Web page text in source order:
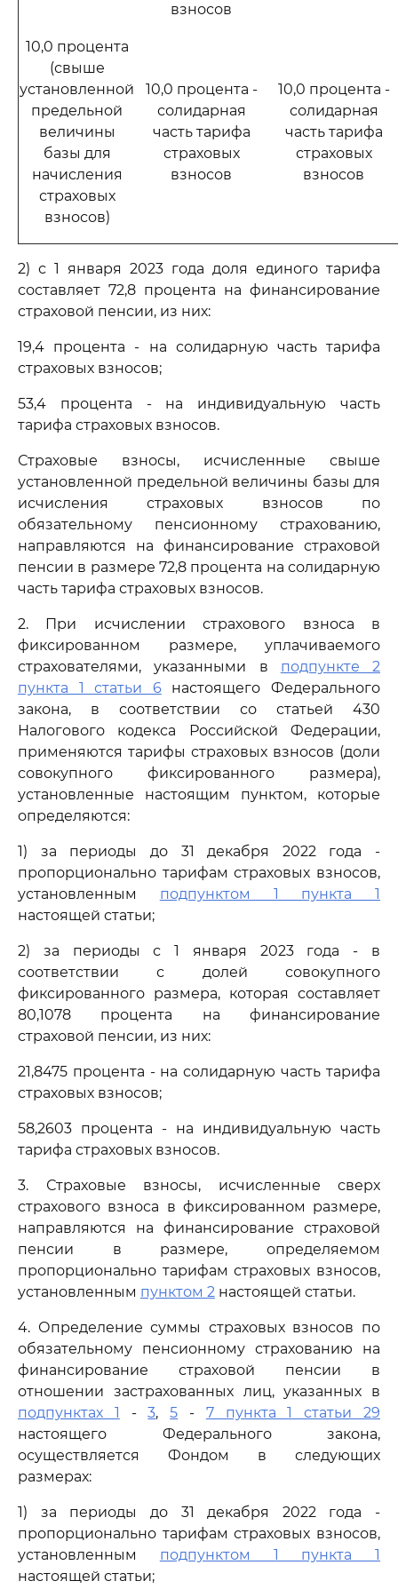
взносов
10,0 процента
(свыше
установленной
предельной
величины
базы для
начисления
страховых
взносов)
10,0 процента -
солидарная
часть тарифа
страховых
взносов
10,0 процента -
солидарная
часть тарифа
страховых
взносов
2) с 1 января 2023 года доля единого тарифа
составляет 72,8 процента на финансирование
страховой пенсии, из них:
19,4 процента - на солидарную часть тарифа
страховых взносов;
53,4 процента - на индивидуальную часть
тарифа страховых взносов.
Страховые взносы, исчисленные свыше
установленной предельной величины базы для
исчисления страховых взносов по
обязательному пенсионному страхованию,
направляются на финансирование страховой
пенсии в размере 72,8 процента на солидарную
часть тарифа страховых взносов.
2. При исчислении страхового взноса в
фиксированном размере, уплачиваемого
страхователями, указанными в подпункте 2
пункта 1 статьи 6настоящего Федерального
закона, в соответствии со статьей 430
Налогового кодекса Российской Федерации,
применяются тарифы страховых взносов (доли
совокупного фиксированного размера),
установленные настоящим пунктом, которые
определяются:
1) за периоды до 31 декабря 2022 года -
пропорционально тарифам страховых взносов,
установленным подпунктом 1 пункта 1
настоящей статьи;
2) за периоды с 1 января 2023 года - в
соответствии с долей совокупного
фиксированного размера, которая составляет
80,1078 процента на финансирование
страховой пенсии, из них:
21,8475 процента - на солидарную часть тарифа
страховых взносов;
58,2603 процента - на индивидуальную часть
тарифа страховых взносов.
3. Страховые взносы, исчисленные сверх
страхового взноса в фиксированном размере,
направляются на финансирование страховой
пенсии в размере, определяемом
пропорционально тарифам страховых взносов,
установленным пунктом 2 настоящей статьи.
4. Определение суммы страховых взносов по
обязательному пенсионному страхованию на
финансирование страховой пенсии в
отношении застрахованных лиц, указанных в
подпунктах 1 -3,5 - 7 пункта 1 статьи 29
настоящего Федерального закона,
осуществляется Фондом в следующих
размерах:
1) за периоды до 31 декабря 2022 года -
пропорционально тарифам страховых взносов,
установленным подпунктом 1 пункта 1
настоящей статьи;